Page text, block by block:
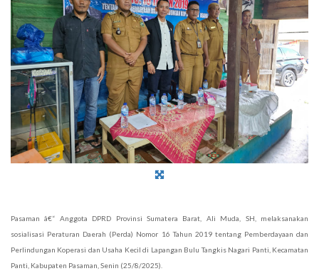
Pasaman â€“ Anggota DPRD Provinsi Sumatera Barat, Ali Muda, SH, melaksanakan
sosialisasi Peraturan Daerah (Perda) Nomor 16 Tahun 2019 tentang Pemberdayaan dan
Perlindungan Koperasi dan Usaha Kecil di Lapangan Bulu Tangkis Nagari Panti, Kecamatan
Panti, Kabupaten Pasaman, Senin (25/8/2025).